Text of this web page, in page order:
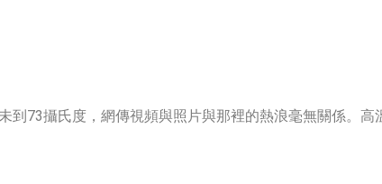
73攝氏度，網傳視頻與照片與那裡的熱浪毫無關係。高